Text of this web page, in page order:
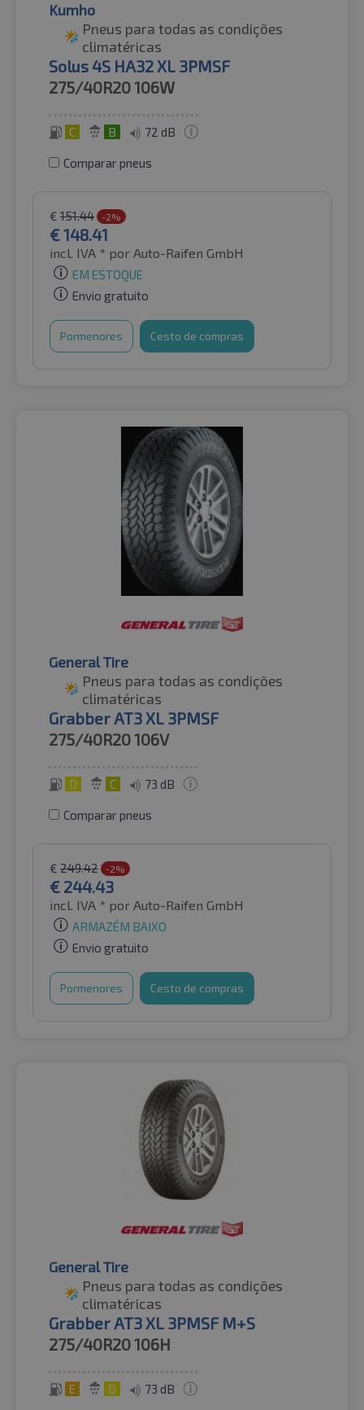
Kumho
Pneus para todas as condições
climatéricas
Solus 4S HA32 XL 3PMSF
275/40R20106W
C B 72 dB
Comparar pneus
€ 151.44 -2%
€148.41
incl. IVA * por Auto-Raifen GmbH
EM ESTOQUE
Envio gratuito
Pormenores Cesto de compras
General Tire
Pneus para todas as condições
climatéricas
Grabber AT3 XL 3PMSF
275/40R20106V
D C 73 dB
Comparar pneus
€ 249.42 -2%
€ 244.43
incl. IVA * por Auto-Raifen GmbH
ARMAZÉM BAIXO
Envio gratuito
Pormenores Cesto de compras
General Tire
Pneus para todas as condições
climatéricas
Grabber AT3 XL 3PMSF M+S
275/40R20106H
E D 73 dB